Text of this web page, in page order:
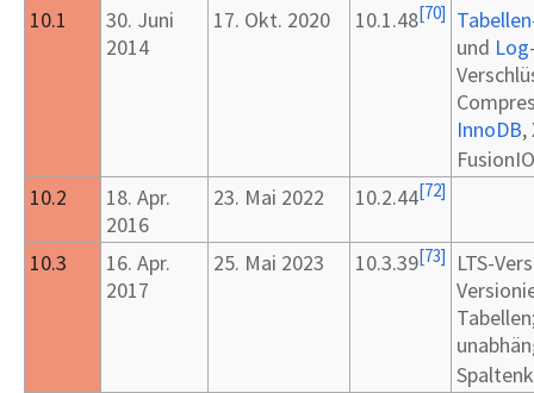
10.1
30. Juni
2014
17. Okt. 2020 10.1.48[70] Tabellen
und Log
InnoDB,
FusionIO
10.2
18. Apr.
2016
23. Mai 2022 10.2.44[72]
10.3 16. Apr.
2017
25. Mai 2023 10.3.39[73]
LTS-